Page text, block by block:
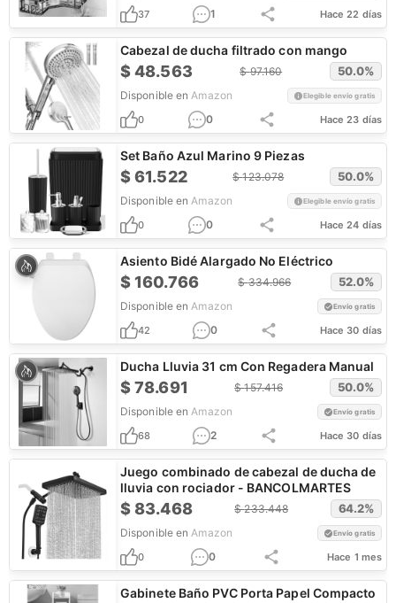
37 1 Hace 22 días
Cabezal de ducha filtrado con mango
$48.563 $97.160 50.0%
Disponible en Amazon Elegible envío gratis
0 0 Hace 23 días
Set Baño Azul Marino 9 Piezas
$61.522 $123.078 50.0%
Disponible en Amazon Elegible envío gratis
0 0 Hace 24 días
Asiento Bidé Alargado No Eléctrico
$160.766 $334.966 52.0%
Disponible en Amazon Envío gratis
42 0 Hace 30 días
Ducha Lluvia 31 cm Con Regadera Manual
$78.691 $157.416 50.0%
Disponible en Amazon Envío gratis
68 2 Hace 30 días
Juego combinado de cabezal de ducha de
lluvia con rociador - BANCOLMARTES
$83.468 $233.448 64.2%
Disponible en Amazon Envío gratis
0 0 Hace 1 mes
Gabinete Baño PVC Porta Papel Compacto